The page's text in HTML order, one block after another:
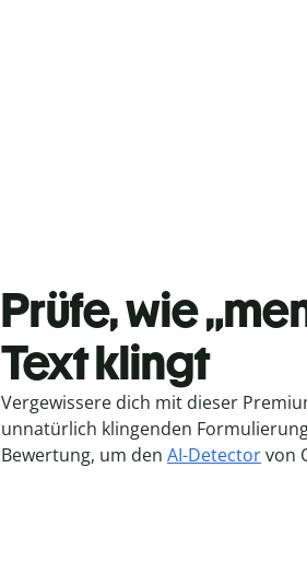
Prüfe, wie
Text klingt
Vergewissere dich mit dieser
unnatürlich klingenden
Bewertung, um den AI-Detectorvon